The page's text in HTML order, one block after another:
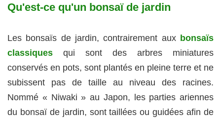
Qu'est-ce qu'un bonsaï de jardin
Les bonsaïs de jardin, contrairement aux bonsaïs
classiques qui sont des arbres miniatures
conservés en pots, sont plantés en pleine terre et ne
subissent pas de taille au niveau des racines.
Nommé « Niwaki » au Japon, les parties ariennes
du bonsaï de jardin, sont taillées ou guidées afin de